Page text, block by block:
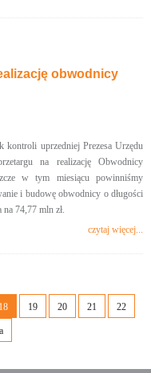
obwodnicy
uprzedniej Prezesa Urzędu
na realizację Obwodnicy
w tym miesiącu powinniśmy
i budowę obwodnicy o długości
74,77 mln zł.
czytaj więcej...
18 19 20 21 22